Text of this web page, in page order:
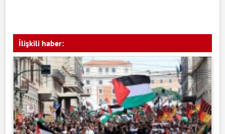
İlişkili haber: